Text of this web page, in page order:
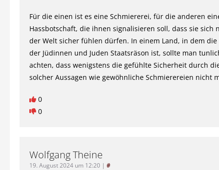
Für die einen ist es eine Schmiererei, für die anderen
Hassbotschaft, die ihnen signalisieren soll, dass sie sich
der Welt sicher fühlen dürfen. In einem Land, in dem die
der Jüdinnen und Juden Staatsräson ist, sollte man
achten, dass wenigstens die gefühlte Sicherheit durch
solcher Aussagen wie gewöhnliche Schmierereien nicht
0
0
Wolfgang Theine
19. August 2024 um 12:20 | #